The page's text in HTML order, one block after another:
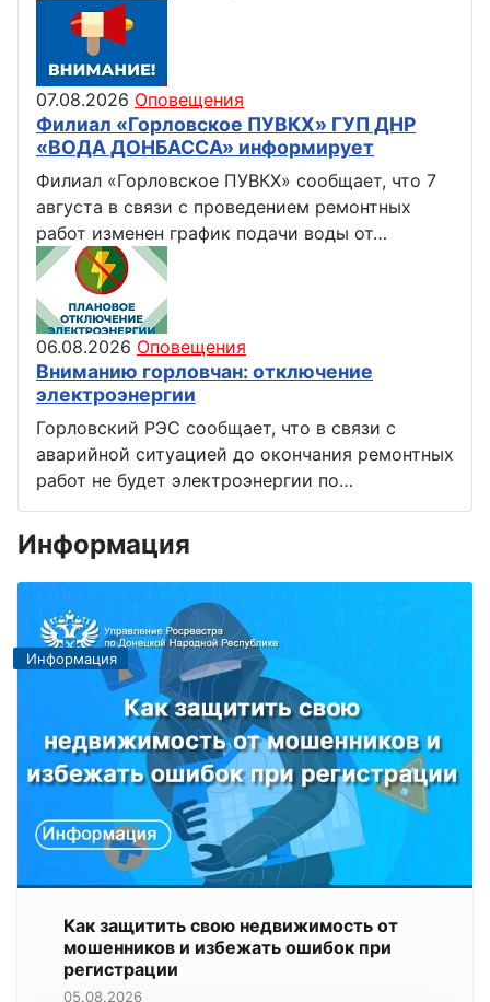
07.08.2026 Оповещения
Филиал «Горловское ПУВКХ» ГУП ДНР
«ВОДА ДОНБАССА» информирует
Филиал «Горловское ПУВКХ» сообщает, что 7
августа в связи с проведением ремонтных
работ изменен график подачи воды от…
06.08.2026 Оповещения
Вниманию горловчан: отключение
электроэнергии
Горловский РЭС сообщает, что в связи с
аварийной ситуацией до окончания ремонтных
работ не будет электроэнергии по…
Информация
Информация
Как защитить свою недвижимость от
мошенников и избежать ошибок при
регистрации
05.08.2026